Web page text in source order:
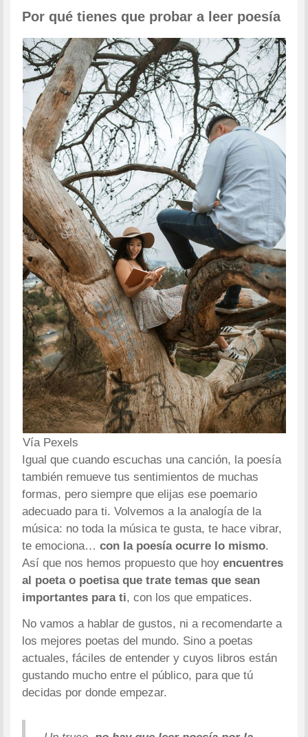
Por qué tienes que probar a leer poesía
Vía Pexels
Igual que cuando escuchas una canción, la poesía
también remueve tus sentimientos de muchas
formas, pero siempre que elijas ese poemario
adecuado para ti. Volvemos a la analogía de la
música: no toda la música te gusta, te hace vibrar,
te emociona…con la poesía ocurre lo mismo.
Así que nos hemos propuesto que hoyencuentres
al poeta o poetisa que trate temas que sean
importantes para ti, con los que empatices.
No vamos a hablar de gustos, ni a recomendarte a
los mejores poetas del mundo. Sino a poetas
actuales, fáciles de entender y cuyos libros están
gustando mucho entre el público, para que tú
decidas por donde empezar.